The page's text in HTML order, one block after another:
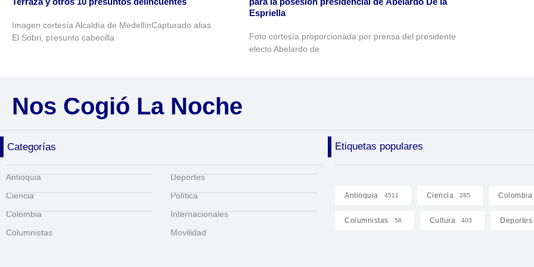
Imagen cortesía Alcaldía de MedellínCapturado alias
El Sobri, presunto cabecilla
Espriella
Foto cortesía proporcionada por prensa del presidente
electo Abelardo de
Nos Cogió La Noche
Categorías Etiquetas populares
Antioquia
Ciencia
Colombia
Columnistas
Deportes
Política
Internacionales
Movilidad
Antioquia 4511 Ciencia 285 Colombia
Columnistas 58 Cultura 403 Deportes